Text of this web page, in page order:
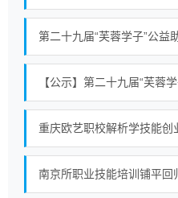
第二十九届“芙蓉学子”公益
重庆欧艺职校解析学技能创
南京所职业技能培训铺平回